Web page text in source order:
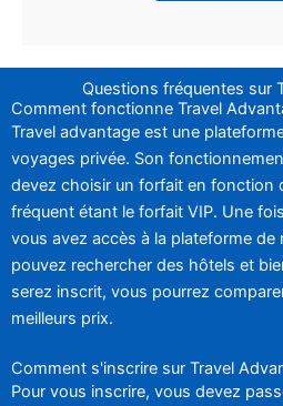
Questions fréquentes sur
Comment fonctionne Travel
Travel advantage est une
voyages privée. Son
devez choisir un forfait en fonction
fréquent étant le forfait VIP. Une
vous avez accès à la plateforme
pouvez rechercher des hôtels et
serez inscrit, vous pourrez
meilleurs prix.
Comment s'inscrire sur Travel
Pour vous inscrire, vous devez